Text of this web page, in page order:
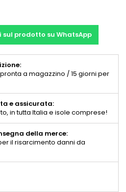
prodotto su WhatsApp
a magazzino / 15 giorni per
e assicurata:
in tutta Italia e isole comprese!
della merce:
il risarcimento danni da